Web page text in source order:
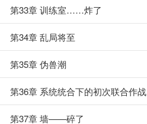
第33章 训练室……炸了
第34章 乱局将至
第35章 伪兽潮
第36章 系统统合下的初次联合作战
第37章 墙——碎了